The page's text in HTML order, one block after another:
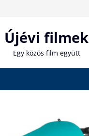
Újévi filmek
Egy közös film együtt